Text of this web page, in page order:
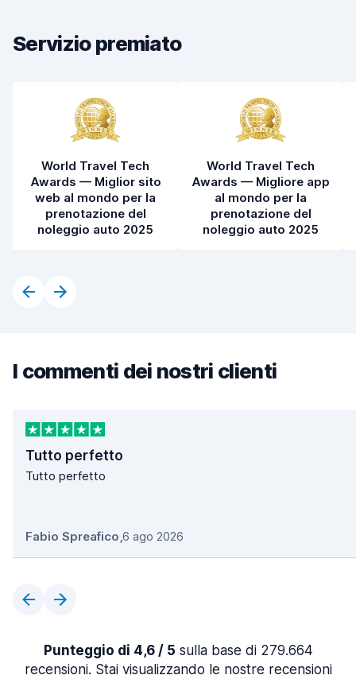
Condizioni dell'auto
Servizio premiato
World Travel Tech
Awards — Miglior sito
web al mondo per la
prenotazione del
noleggio auto 2025
World Travel Tech
Awards — Migliore app
al mondo per la
prenotazione del
noleggio auto 2025
I commenti dei nostri clienti
Tutto perfetto
Tutto perfetto
Fabio Spreafico,6 ago 2026
Punteggio di 4,6 / 5 sulla base di 279.664
recensioni. Stai visualizzando le nostre recensioni